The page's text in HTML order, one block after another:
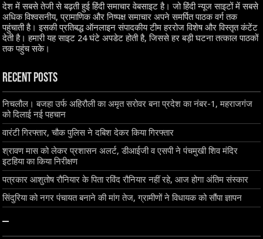
देश में सबसे तेजी से बढ़ती हुई हिंदी समाचार वेबसाइट है। जो हिंदी न्यूज साइटों में सबसे
अधिक विश्वसनीय, प्रामाणिक और निष्पक्ष समाचार अपने समर्पित पाठक वर्ग तक
पहुंचाती है। इसकी प्रतिबद्ध ऑनलाइन संपादकीय टीम हररोज विशेष और विस्तृत कंटेंट
देती है। हमारी यह साइट 24 घंटे अपडेट होती है, जिससे हर बड़ी घटना तत्काल पाठकों
तक पहुंच सके।
Recent Posts
निचलौल। बजहा उर्फ अहिरौली का अमृत सरोवर बना प्रदेश का नंबर-1, महराजगंज
को दिलाई नई पहचान
वारंटी गिरफ्तार, चौक पुलिस ने दबिश देकर किया गिरफ्तार
श्रावण मास को लेकर प्रशासन अलर्ट, डीआईजी व एसपी ने पंचमुखी शिव मंदिर
इटहिया का किया निरीक्षण
पत्रकार आशुतोष रौनियार के पिता रविंद रौनियार नहीं रहे, आज होगा अंतिम संस्कार
सिंदुरिया को नगर पंचायत बनाने की मांग तेज, ग्रामीणों ने विधायक को सौंपा ज्ञापन
–